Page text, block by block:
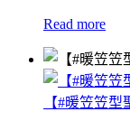
Read more
【#暖笠笠